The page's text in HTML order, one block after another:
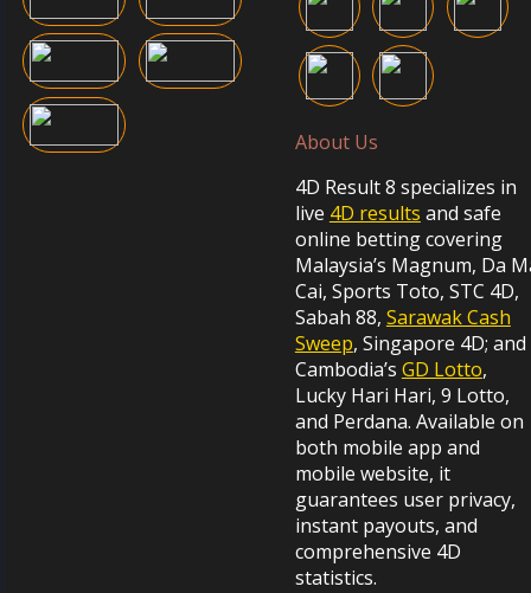
About Us
4D Result 8 specializes in
live 4D results and safe
online betting covering
Malaysia’s Magnum, Da
Cai, Sports Toto, STC 4D,
Sabah 88, Sarawak Cash
Sweep, Singapore 4D; and
Cambodia’s GD Lotto,
Lucky Hari Hari, 9 Lotto,
and Perdana. Available on
both mobile app and
mobile website, it
guarantees user privacy,
instant payouts, and
comprehensive 4D
statistics.